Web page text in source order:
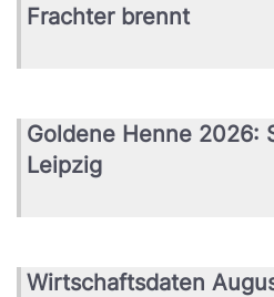
Frachter brennt
Goldene Henne 2026:
Leipzig
Wirtschaftsdaten